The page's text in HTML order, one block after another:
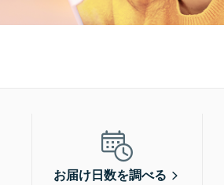
お届け日数を調べる